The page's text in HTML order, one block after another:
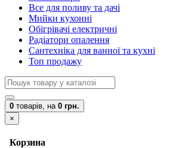
Все для поливу та дачі
Мийки кухонні
Обігрівачі електричні
Радіатори опалення
Сантехніка для ванної та кухні
Топ продажу
0 товарів, на 0 грн.
×
Корзина